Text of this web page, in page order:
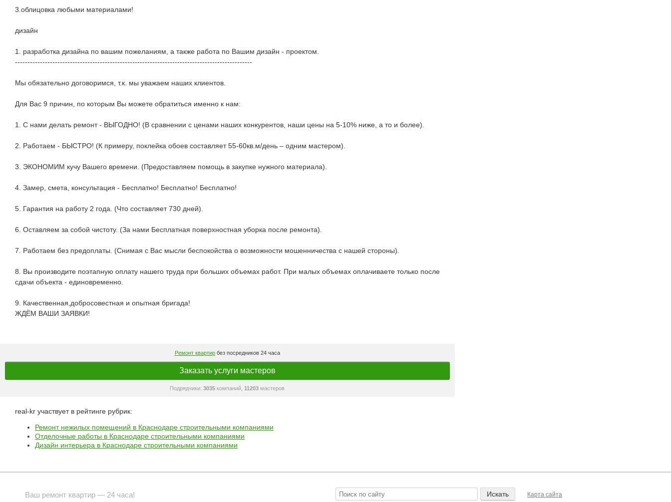
3.облицовка любыми материалами!
дизайн
1. разработка дизайна по вашим пожеланиям, а также работа по Вашим дизайн - проектом.
-----------------------------------------------------------------------------------------------
Мы обязательно договоримся, т.к. мы уважаем наших клиентов.
Для Вас 9 причин, по которым Вы можете обратиться именно к нам:
1. С нами делать ремонт - ВЫГОДНО! (В сравнении с ценами наших конкурентов, наши цены на 5-10% ниже, а то и более).
2. Работаем - БЫСТРО! (К примеру, поклейка обоев составляет 55-60кв.м/день – одним мастером).
3. ЭКОНОМИМ кучу Вашего времени. (Предоставляем помощь в закупке нужного материала).
4. Замер, смета, консультация - Бесплатно! Бесплатно! Бесплатно!
5. Гарантия на работу 2 года. (Что составляет 730 дней).
6. Оставляем за собой чистоту. (За нами Бесплатная поверхностная уборка после ремонта).
7. Работаем без предоплаты. (Снимая с Вас мысли беспокойства о возможности мошенничества с нашей стороны).
8. Вы производите поэтапную оплату нашего труда при больших объемах работ. При малых объемах оплачиваете только после
сдачи объекта - единовременно.
9. Качественная,добросовестная и опытная бригада!
ЖДЁМ ВАШИ ЗАЯВКИ!
Ремонт квартирбез посредников 24 часа
Заказать услуги мастеров
Подрядчики:3035 компаний, 11203 мастеров
real-kr участвует в рейтинге рубрик:
Ремонт нежилых помещений в Краснодаре строительными компаниями
Отделочные работы в Краснодаре строительными компаниями
Дизайн интерьера в Краснодаре строительными компаниями
Ваш ремонт квартир — 24 часа! Карта сайта